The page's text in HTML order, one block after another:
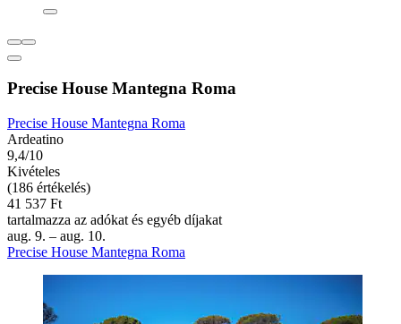
Precise House Mantegna Roma
Precise House Mantegna Roma
Ardeatino
9,4/10
Kivételes
(186 értékelés)
41 537 Ft
tartalmazza az adókat és egyéb díjakat
aug. 9. – aug. 10.
Precise House Mantegna Roma